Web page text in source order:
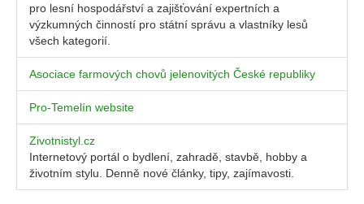
pro lesní hospodářství a zajišťování expertních a
výzkumných činností pro státní správu a vlastníky lesů
všech kategorií.
Asociace farmových chovů jelenovitých České republiky
Pro-Temelín website
Zivotnistyl.cz
Internetový portál o bydlení, zahradě, stavbě, hobby a
životním stylu. Denně nové články, tipy, zajímavosti.